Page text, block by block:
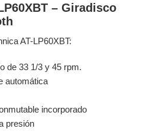
– Giradisco
AT-LP60XBT:
de 33 1/3 y 45 rpm.
automática
incorporado
presión